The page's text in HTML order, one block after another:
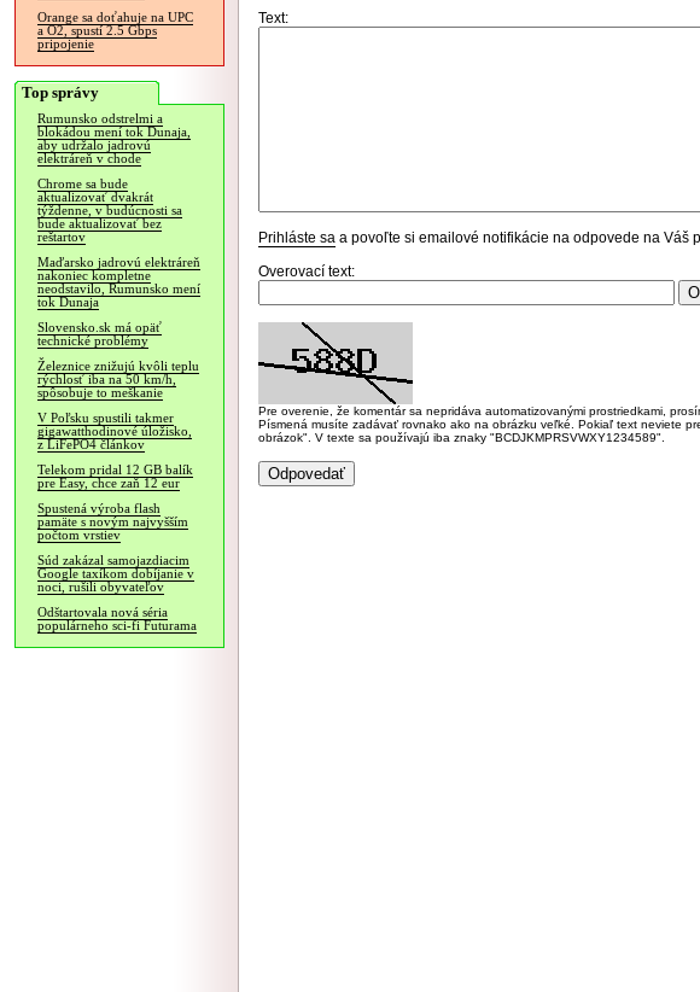
Orange sa doťahuje na UPC
a O2, spustí 2.5 Gbps
pripojenie
Top správy
Rumunsko odstrelmi a
blokádou mení tok Dunaja,
aby udržalo jadrovú
elektráreň v chode
Chrome sa bude
aktualizovať dvakrát
týždenne, v budúcnosti sa
bude aktualizovať bez
reštartov
Maďarsko jadrovú elektráreň
nakoniec kompletne
neodstavilo, Rumunsko mení
tok Dunaja
Slovensko.sk má opäť
technické problémy
Železnice znižujú kvôli teplu
rýchlosť iba na 50 km/h,
spôsobuje to meškanie
V Poľsku spustili takmer
gigawatthodinové úložisko,
z LiFePO4 článkov
Telekom pridal 12 GB balík
pre Easy, chce zaň 12 eur
Spustená výroba flash
pamäte s novým najvyšším
počtom vrstiev
Súd zakázal samojazdiacim
Google taxíkom dobíjanie v
noci, rušili obyvateľov
Odštartovala nová séria
populárneho sci-fi Futurama
Text:
Prihláste sa a povoľte si emailové notifikácie na odpovede na Váš
Overovací text:
Pre overenie, že komentár sa nepridáva automatizovanými prostriedkami,
Písmená musíte zadávať rovnako ako na obrázku veľké. Pokiaľ text neviete
obrázok". V texte sa používajú iba znaky "BCDJKMPRSVWXY1234589".